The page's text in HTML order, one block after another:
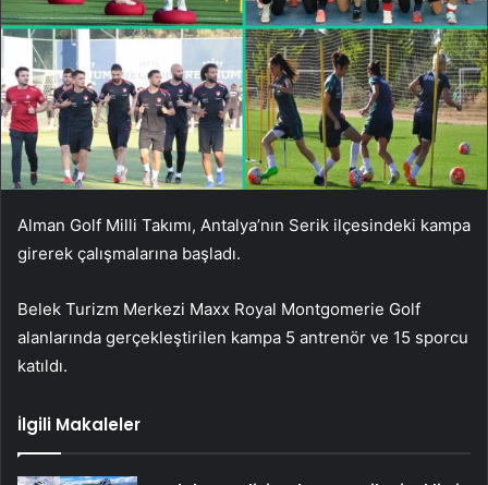
Alman Golf Milli Takımı, Antalya’nın Serik ilçesindeki kampa
girerek çalışmalarına başladı.
Belek Turizm Merkezi Maxx Royal Montgomerie Golf
alanlarında gerçekleştirilen kampa 5 antrenör ve 15 sporcu
katıldı.
İlgili Makaleler